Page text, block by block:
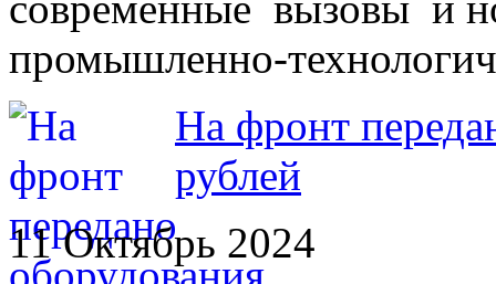
промышленно-
На фронт
рублей
11 Октябрь 2024